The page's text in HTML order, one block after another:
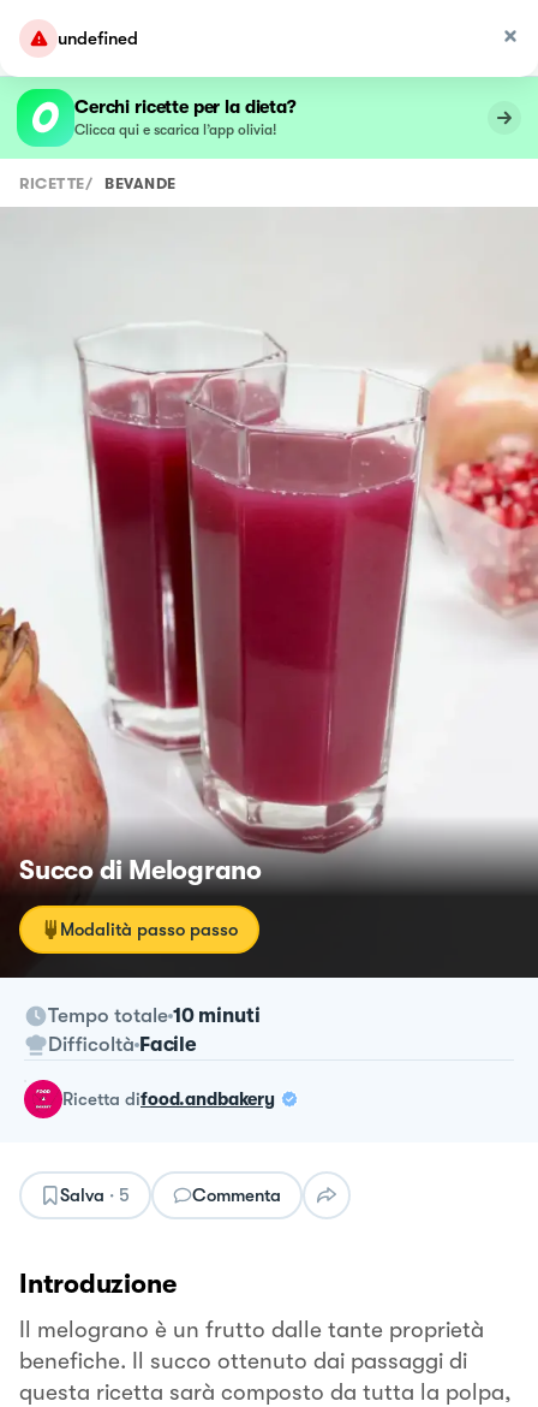
undefined
Cerchi ricette per la dieta?
Clicca qui e scarica l’app olivia!
RICETTE/ BEVANDE
Succo di Melograno
Modalità passo passo
Tempo totale 10 minuti
Difficoltà Facile
ricetta difood.andbakery
Salva · 5 Commenta
Introduzione
Il melograno è un frutto dalle tante proprietà
benefiche. Il succo ottenuto dai passaggi di
questa ricetta sarà composto da tutta la polpa,